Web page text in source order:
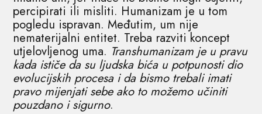
percipirati ili misliti. Humanizam je u tom
pogledu ispravan. Međutim, um nije
nematerijalni entitet. Treba razviti koncept
utjelovljenog uma. Transhumanizam je u pravu
kada ističe da su ljudska bića u potpunosti dio
evolucijskih procesa i da bismo trebali imati
pravo mijenjati sebe ako to možemo učiniti
pouzdano i sigurno.